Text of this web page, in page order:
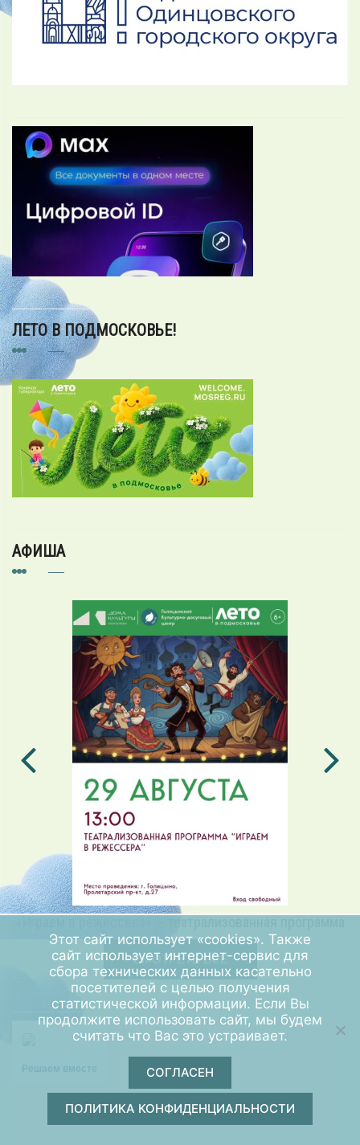
ЛЕТО В ПОДМОСКОВЬЕ!
АФИША
СМОТРЕТЬ ВСЕ
Решаем вместе
Этот сайт использует «cookies». Также
сайт использует интернет-сервис для
сбора технических данных касательно
посетителей с целью получения
статистической информации. Если Вы
продолжите использовать сайт, мы будем
считать что Вас это устраивает.
СОГЛАСЕН
ПОЛИТИКА КОНФИДЕНЦИАЛЬНОСТИ